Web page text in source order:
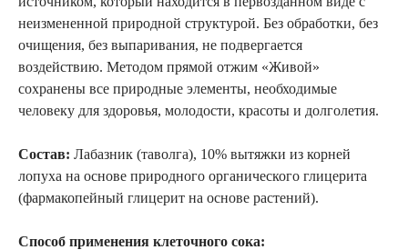
неизмененной природной структурой. Без обработки, без
очищения, без выпаривания, не подвергается
воздействию. Методом прямой отжим «Живой»
сохранены все природные элементы, необходимые
человеку для здоровья, молодости, красоты и долголетия.
Состав: Лабазник (таволга), 10% вытяжки из корней
лопуха на основе природного органического глицерита
(фармакопейный глицерит на основе растений).
Способ применения клеточного сока: